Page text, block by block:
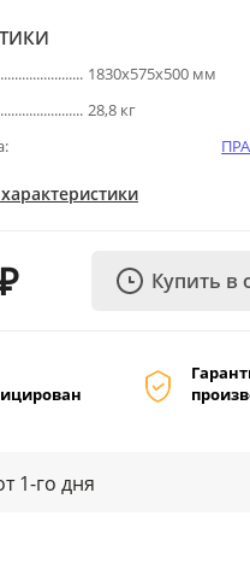
1830х575х500 мм
28,8 кг
Купить в
1-го дня